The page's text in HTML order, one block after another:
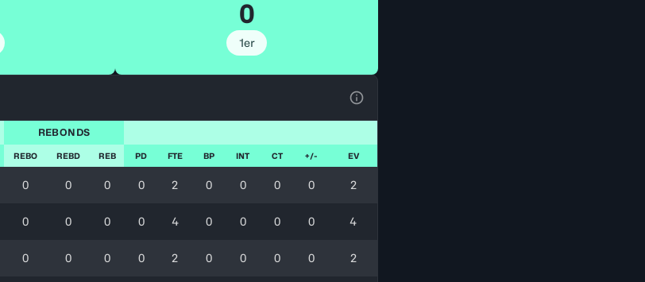
0
1er
REBONDS
REBO REBD REB PD FTE BP INT CT +/- EV
0 0 0 0 2 0 0 0 0 2
0 0 0 0 4 0 0 0 0 4
0 0 0 0 2 0 0 0 0 2